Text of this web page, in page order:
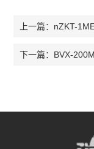
上一篇： nZKT-
下一篇： BVX-